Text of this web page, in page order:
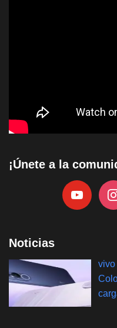
¡Únete a la
Noticias
vivo